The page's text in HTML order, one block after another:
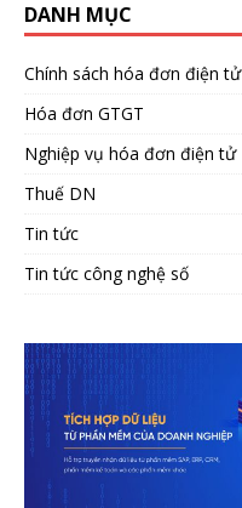
DANH MỤC
Chính sách hóa đơn điện tử
Hóa đơn GTGT
Nghiệp vụ hóa đơn điện tử
Thuế DN
Tin tức
Tin tức công nghệ số